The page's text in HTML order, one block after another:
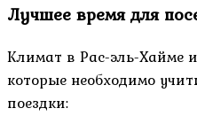
Лучшее время для
Климат в Рас-эль-Хайме
которые необходимо
поездки: